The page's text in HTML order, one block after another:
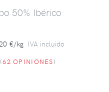
50% Ibérico
€/kg IVA incluido
62 OPINIONES)